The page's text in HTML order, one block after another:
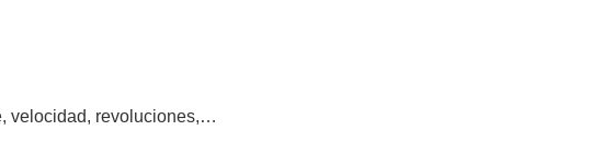
velocidad, revoluciones,…